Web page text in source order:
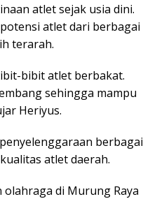
atlet sejak usia dini.
atlet dari berbagai
terarah.
bibit atlet berbakat.
sehingga mampu
Heriyus.
berbagai
atlet daerah.
di Murung Raya